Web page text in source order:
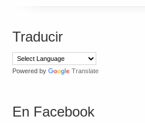
Traducir
Powered by Translate
En Facebook